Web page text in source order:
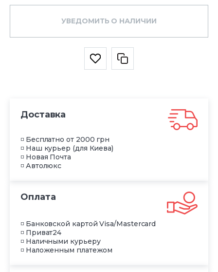
УВЕДОМИТЬ О НАЛИЧИИ
Доставка
◽ Бесплатно от 2000 грн
◽ Наш курьер (для Киева)
◽ Новая Почта
◽ Автолюкс
Оплата
◽ Банковской картой Visa/Mastercard
◽ Приват24
◽ Наличными курьеру
◽ Наложенным платежом